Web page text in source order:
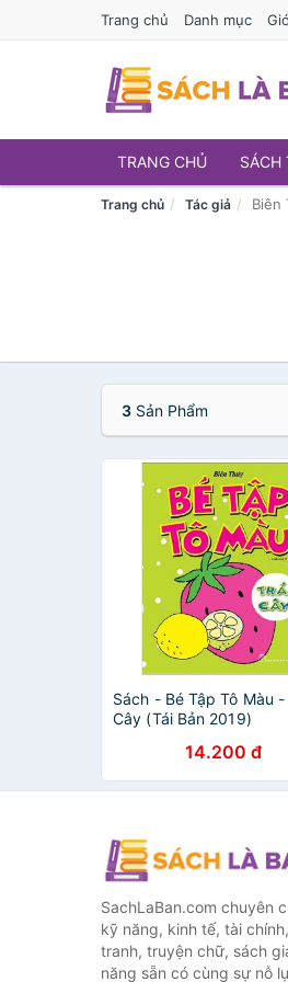
Trang chủ Danh mục
TRANG CHỦ SÁCH
Trang chủ Tác giả Biên
3 Sản Phẩm
Sách - Bé Tập Tô Màu -
Cây (Tái Bản 2019)
14.200 đ
SachLaBan.com chuyên
kỹ năng, kinh tế, tài
tranh, truyện chữ, sách
năng sẵn có cùng sự nỗ